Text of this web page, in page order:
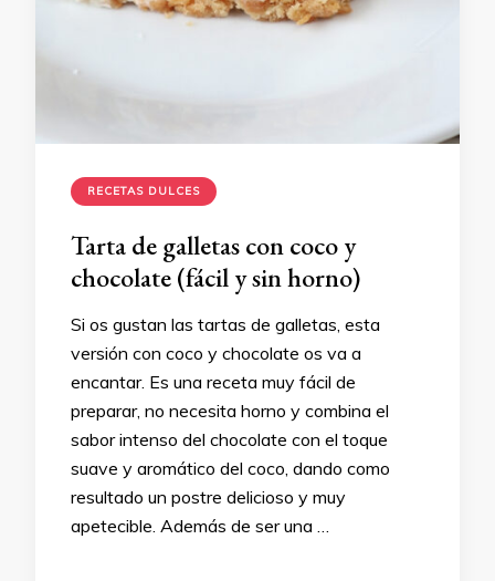
RECETAS DULCES
Tarta de galletas con coco y
chocolate (fácil y sin horno)
Si os gustan las tartas de galletas, esta
versión con coco y chocolate os va a
encantar. Es una receta muy fácil de
preparar, no necesita horno y combina el
sabor intenso del chocolate con el toque
suave y aromático del coco, dando como
resultado un postre delicioso y muy
apetecible. Además de ser una …